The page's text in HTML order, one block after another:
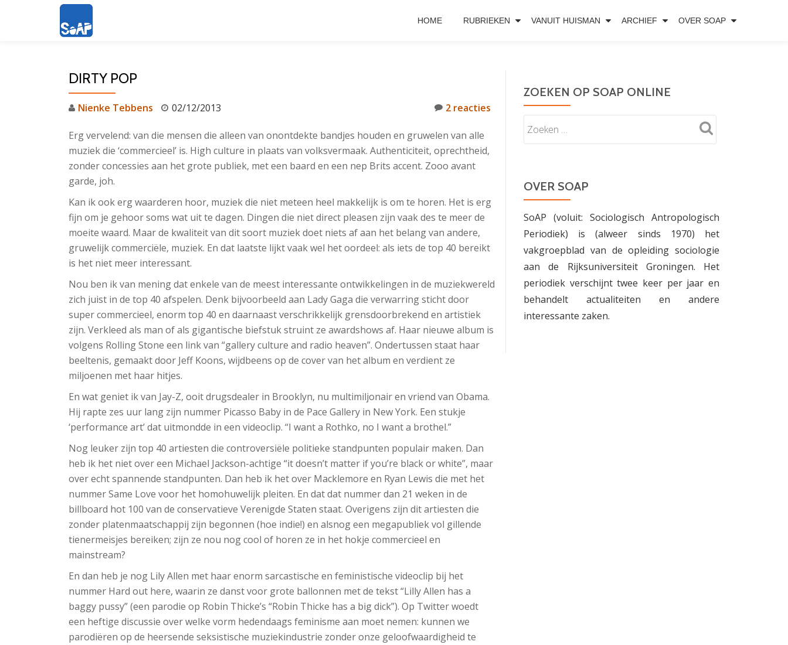
HOME RUBRIEKEN VANUIT HUISMAN ARCHIEF OVER SOAP
DIRTY POP
Nienke Tebbens 02/12/2013 2 reacties
Erg vervelend: van die mensen die alleen van onontdekte bandjes houden en gruwelen van alle
muziek die ‘commercieel’ is. High culture in plaats van volksvermaak. Authenticiteit, oprechtheid,
zonder concessies aan het grote publiek, met een baard en een nep Brits accent. Zooo avant
garde, joh.
Kan ik ook erg waarderen hoor, muziek die niet meteen heel makkelijk is om te horen. Het is erg
fijn om je gehoor soms wat uit te dagen. Dingen die niet direct pleasen zijn vaak des te meer de
moeite waard. Maar de kwaliteit van dit soort muziek doet niets af aan het belang van andere,
gruwelijk commerciële, muziek. En dat laatste lijkt vaak wel het oordeel: als iets de top 40 bereikt
is het niet meer interessant.
Nou ben ik van mening dat enkele van de meest interessante ontwikkelingen in de muziekwereld
zich juist in de top 40 afspelen. Denk bijvoorbeeld aan Lady Gaga die verwarring sticht door
super commercieel, enorm top 40 en daarnaast verschrikkelijk grensdoorbrekend en artistiek
zijn. Verkleed als man of als gigantische biefstuk struint ze awardshows af. Haar nieuwe album is
volgens Rolling Stone een link van “gallery culture and radio heaven”. Ondertussen staat haar
beeltenis, gemaakt door Jeff Koons, wijdbeens op de cover van het album en verdient ze
miljoenen met haar hitjes.
En wat geniet ik van Jay-Z, ooit drugsdealer in Brooklyn, nu multimiljonair en vriend van Obama.
Hij rapte zes uur lang zijn nummer Picasso Baby in de Pace Gallery in New York. Een stukje
‘performance art’ dat uitmondde in een videoclip. “I want a Rothko, no I want a brothel.”
Nog leuker zijn top 40 artiesten die controversiële politieke standpunten populair maken. Dan
heb ik het niet over een Michael Jackson-achtige “it doesn’t matter if you’re black or white”, maar
over echt spannende standpunten. Dan heb ik het over Macklemore en Ryan Lewis die met het
nummer Same Love voor het homohuwelijk pleiten. En dat dat nummer dan 21 weken in de
billboard hot 100 van de conservatieve Verenigde Staten staat. Overigens zijn dit artiesten die
zonder platenmaatschappij zijn begonnen (hoe indie!) en alsnog een megapubliek vol gillende
tienermeisjes bereiken; zijn ze nou nog cool of horen ze in het hokje commercieel en
mainstream?
En dan heb je nog Lily Allen met haar enorm sarcastische en feministische videoclip bij het
nummer Hard out here, waarin ze danst voor grote ballonnen met de tekst “Lilly Allen has a
baggy pussy” (een parodie op Robin Thicke’s “Robin Thicke has a big dick”). Op Twitter woedt
een heftige discussie over welke vorm hedendaags feminisme aan moet nemen: kunnen we
parodiëren op de heersende seksistische muziekindustrie zonder onze geloofwaardigheid te
ZOEKEN OP SOAP ONLINE
OVER SOAP
SoAP (voluit: Sociologisch Antropologisch
Periodiek) is (alweer sinds 1970) het
vakgroepblad van de opleiding sociologie
aan de Rijksuniversiteit Groningen. Het
periodiek verschijnt twee keer per jaar en
behandelt actualiteiten en andere
interessante zaken.